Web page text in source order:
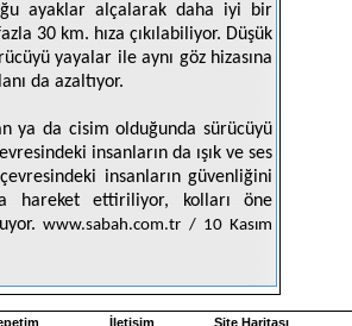
ayaklar alçalarak daha iyi bir
30 km. hıza çıkılabiliyor. Düşük
yayalar ile aynı göz hizasına
da azaltıyor.
ya da cisim olduğunda sürücüyü
insanların da ışık ve ses
insanların güvenliğini
hareket ettiriliyor, kolları öne
www.sabah.com.tr / 10 Kasım
İletişim Site Haritası